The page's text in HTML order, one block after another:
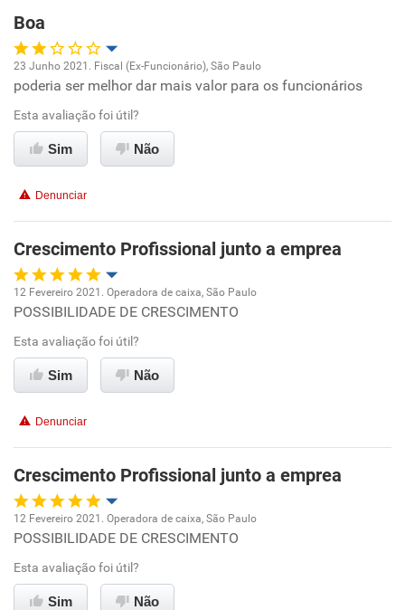
Boa
Oportunidade de promoção
Ambiente de trabalho
Benefícios
Recomenda esta empresa
Recomenda a diretoria
23 Junho 2021. Fiscal (Ex-Funcionário), São Paulo
poderia ser melhor dar mais valor para os funcionários
Esta avaliação foi útil?
Sim Não
Denunciar
Crescimento Profissional junto a emprea
Oportunidade de promoção
Ambiente de trabalho
Benefícios
Recomenda esta empresa
12 Fevereiro 2021. Operadora de caixa, São Paulo
POSSIBILIDADE DE CRESCIMENTO
Esta avaliação foi útil?
Sim Não
Denunciar
Crescimento Profissional junto a emprea
Oportunidade de promoção
Ambiente de trabalho
12 Fevereiro 2021. Operadora de caixa, São Paulo
POSSIBILIDADE DE CRESCIMENTO
Esta avaliação foi útil?
Sim Não